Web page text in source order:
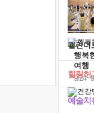
행복
여행
9/
캘린더
예술치
힐링허